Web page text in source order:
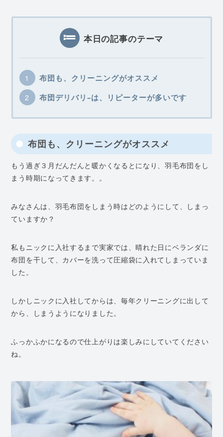
本日の記事のテーマ
布団も、クリーニングがオススメ
布団デリバリ–は、リピーターが多いです
布団も、クリーニングがオススメ
もう過ぎ３月だんだんと暖かくなるとになり、羽毛布団をし
まう時期になってきます。。
みなさんは、羽毛布団をしまう時はどのようにして、しまっ
ていますか？
私もニックに入社するまで実家では、晴れた日にベランダに
布団を干して、カバーを洗って圧縮袋に入れてしまっていま
した。
しかしニックに入社してからは、毎年クリーニングに出して
から、しまうようになりました。
ふっかふかになるので仕上がりは楽しみにしていてください
ね。